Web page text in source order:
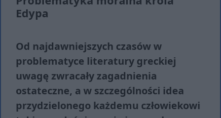
Edypa
Od najdawniejszych czasów w
problematyce literatury greckiej
uwagę zwracały zagadnienia
ostateczne, a w szczególności idea
przydzielonego każdemu człowiekowi